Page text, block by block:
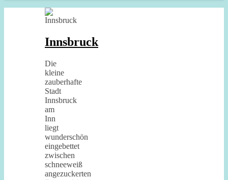
Innsbruck
Die
kleine
zauberhafte
Stadt
Innsbruck
am
Inn
liegt
wunderschön
eingebettet
zwischen
schneeweiß
angezuckerten